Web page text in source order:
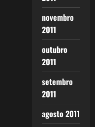
novembro
2011
outubro
2011
setembro
2011
agosto 2011